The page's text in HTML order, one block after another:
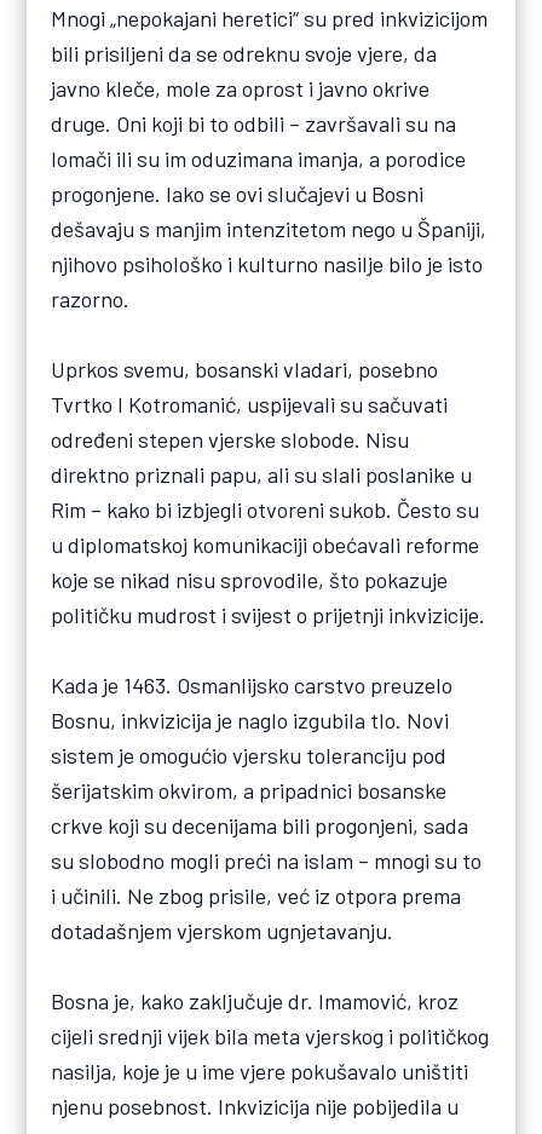
Mnogi „nepokajani heretici“ su pred inkvizicijom
bili prisiljeni da se odreknu svoje vjere, da
javno kleče, mole za oprost i javno okrive
druge. Oni koji bi to odbili – završavali su na
lomači ili su im oduzimana imanja, a porodice
progonjene. Iako se ovi slučajevi u Bosni
dešavaju s manjim intenzitetom nego u Španiji,
njihovo psihološko i kulturno nasilje bilo je isto
razorno.
Uprkos svemu, bosanski vladari, posebno
Tvrtko I Kotromanić, uspijevali su sačuvati
određeni stepen vjerske slobode. Nisu
direktno priznali papu, ali su slali poslanike u
Rim – kako bi izbjegli otvoreni sukob. Često su
u diplomatskoj komunikaciji obećavali reforme
koje se nikad nisu sprovodile, što pokazuje
političku mudrost i svijest o prijetnji inkvizicije.
Kada je 1463. Osmanlijsko carstvo preuzelo
Bosnu, inkvizicija je naglo izgubila tlo. Novi
sistem je omogućio vjersku toleranciju pod
šerijatskim okvirom, a pripadnici bosanske
crkve koji su decenijama bili progonjeni, sada
su slobodno mogli preći na islam – mnogi su to
i učinili. Ne zbog prisile, već iz otpora prema
dotadašnjem vjerskom ugnjetavanju.
Bosna je, kako zaključuje dr. Imamović, kroz
cijeli srednji vijek bila meta vjerskog i političkog
nasilja, koje je u ime vjere pokušavalo uništiti
njenu posebnost. Inkvizicija nije pobijedila u